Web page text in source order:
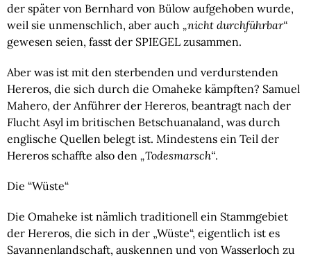
der später von Bernhard von Bülow aufgehoben wurde,
weil sie unmenschlich, aber auch
gewesen seien, fasst der SPIEGEL zusammen.
Aber was ist mit den sterbenden und verdurstenden
Hereros, die sich durch die Omaheke kämpften? Samuel
Mahero, der Anführer der Hereros, beantragt nach der
Flucht Asyl im britischen Betschuanaland, was durch
englische Quellen belegt ist. Mindestens ein Teil der
Hereros schaffte also den „Todesmarsch“.
Die “Wüste“
Die Omaheke ist nämlich traditionell ein Stammgebiet
der Hereros, die sich in der „Wüste“, eigentlich ist es
Savannenlandschaft, auskennen und von Wasserloch zu